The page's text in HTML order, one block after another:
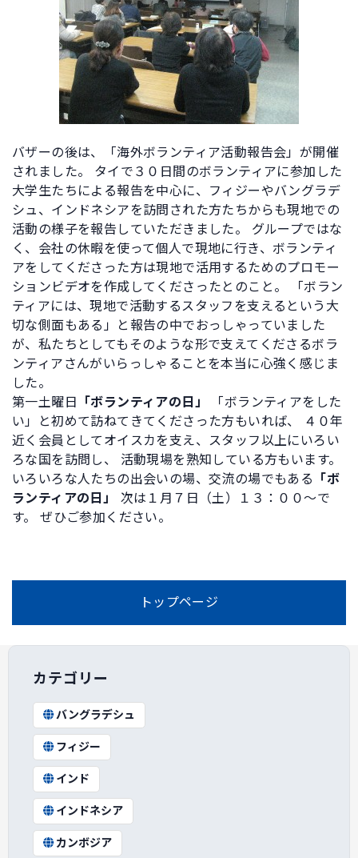
バザーの後は、「海外ボランティア活動報告会」が開催
されました。 タイで３０日間のボランティアに参加した
大学生たちによる報告を中心に、フィジーやバングラデ
シュ、インドネシアを訪問された方たちからも現地での
活動の様子を報告していただきました。 グループではな
く、会社の休暇を使って個人で現地に行き、ボランティ
アをしてくださった方は現地で活用するためのプロモー
ションビデオを作成してくださったとのこと。 「ボラン
ティアには、現地で活動するスタッフを支えるという大
切な側面もある」と報告の中でおっしゃっていました
が、私たちとしてもそのような形で支えてくださるボラ
ンティアさんがいらっしゃることを本当に心強く感じま
した。
第一土曜日
「ボランティアの日」
「ボランティアをした
い」と初めて訪ねてきてくださった方もいれば、 ４０年
近く会員としてオイスカを支え、スタッフ以上にいろい
ろな国を訪問し、 活動現場を熟知している方もいます。
いろいろな人たちの出会いの場、交流の場でもある
「ボ
ランティアの日」 次は１月７日（土）１３：００～で
す。 ぜひご参加ください。
トップページ
カテゴリー
バングラデシュ
フィジー
インド
インドネシア
カンボジア